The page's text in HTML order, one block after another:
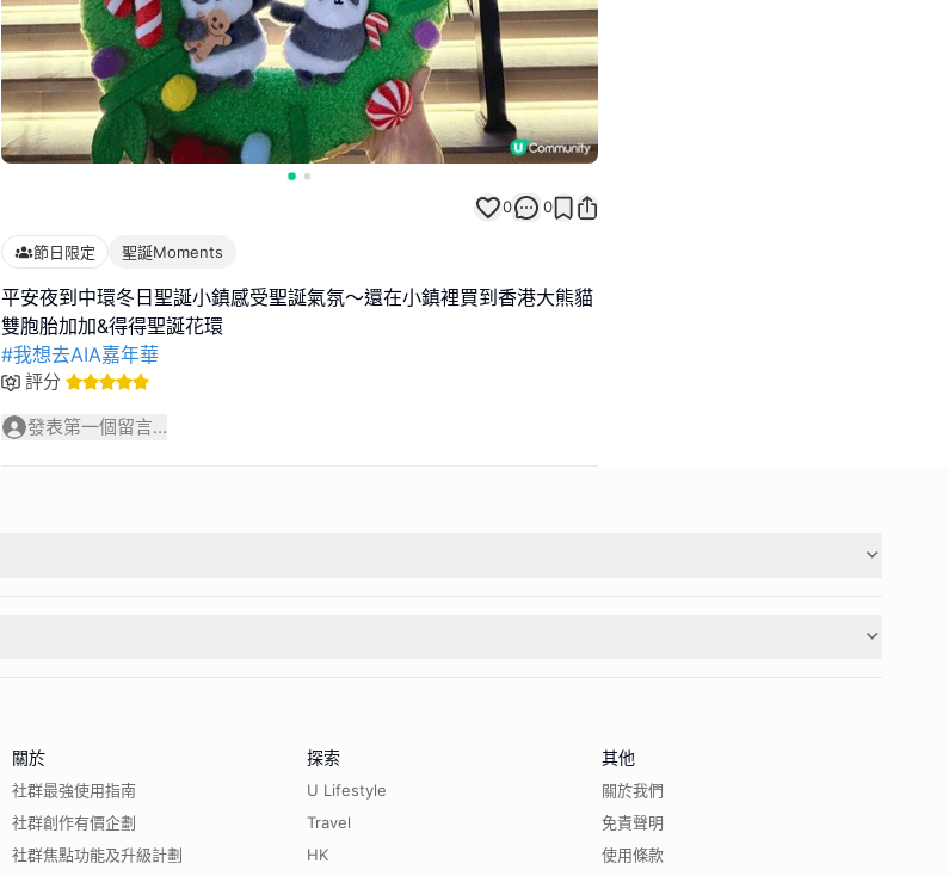
0 0
節日限定 聖誕Moments
平安夜到中環冬日聖誕小鎮感受聖誕氣氛～還在小鎮裡買到香港大熊貓
#我想去AIA嘉年華
評分
發表第一個留言...
關於
社群最強使用指南
社群創作有價企劃
社群焦點功能及升級計劃
探索
U Lifestyle
Travel
HK
其他
關於我們
免責聲明
使用條款